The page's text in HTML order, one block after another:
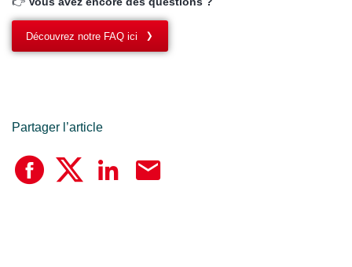
Découvrez notre FAQ ici
Partager l’article